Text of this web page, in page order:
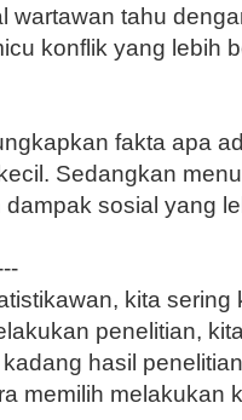
wartawan tahu
konf­lik yang lebih
fakta apa
Sedangkan
sosial yang
kita
penelitian,
hasil
memilih melakukan